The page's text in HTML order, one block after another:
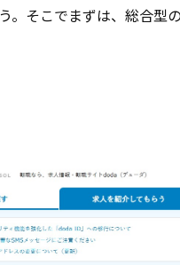
。そこでまずは、総合型